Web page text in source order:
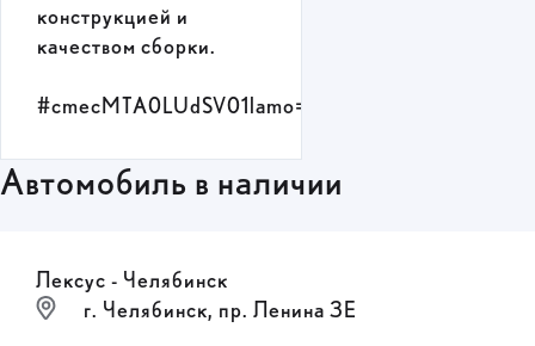
конструкцией и
качеством сборки.
#cmecMTA0LUdSV01lamo=
Автомобиль в наличии
Лексус - Челябинск
г. Челябинск, пр. Ленина 3Е